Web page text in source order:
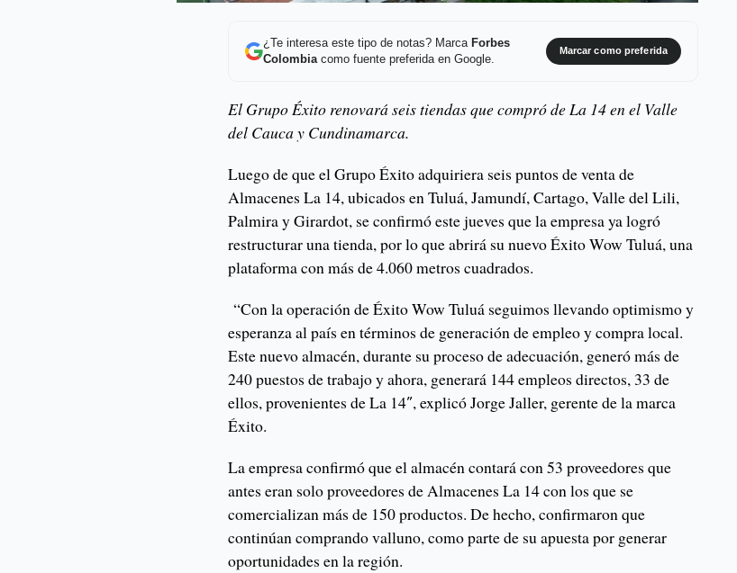
¿Te interesa este tipo de notas? Marca Forbes
Colombiacomo fuente preferida en Google.
Marcar como preferida
El Grupo Éxito renovará seis tiendas que compró de La 14 en el Valle
del Cauca y Cundinamarca.
Luego de que el Grupo Éxito adquiriera seis puntos de venta de
Almacenes La 14, ubicados en Tuluá, Jamundí, Cartago, Valle del Lili,
Palmira y Girardot, se confirmó este jueves que la empresa ya logró
restructurar una tienda, por lo que abrirá su nuevo Éxito Wow Tuluá, una
plataforma con más de 4.060 metros cuadrados.
“Con la operación de Éxito Wow Tuluá seguimos llevando optimismo y
esperanza al país en términos de generación de empleo y compra local.
Este nuevo almacén, durante su proceso de adecuación, generó más de
240 puestos de trabajo y ahora, generará 144 empleos directos, 33 de
ellos, provenientes de La 14″, explicó Jorge Jaller, gerente de la marca
Éxito.
La empresa confirmó que el almacén contará con 53 proveedores que
antes eran solo proveedores de Almacenes La 14 con los que se
comercializan más de 150 productos. De hecho, confirmaron que
continúan comprando valluno, como parte de su apuesta por generar
oportunidades en la región.